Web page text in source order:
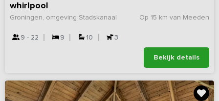
whirlpool
Op 15 km van Meeden
Groningen, omgeving Stadskanaal
9 - 22 9 10 3
Bekijk details